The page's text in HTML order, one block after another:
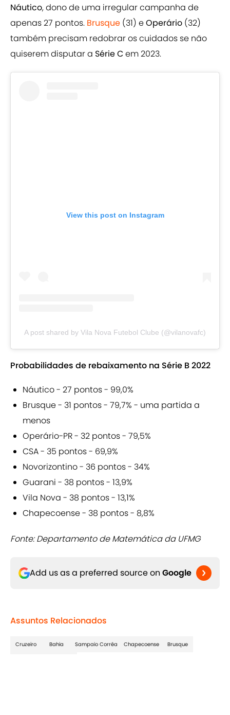
Náutico, dono de uma irregular campanha de
apenas 27 pontos. Brusque (31) eOperário (32)
também precisam redobrar os cuidados se não
quiserem disputar a Série Cem 2023.
View this post on Instagram
A post shared by Vila Nova Futebol Clube (@vilanovafc)
Probabilidades de rebaixamento na Série B 2022
Náutico - 27 pontos - 99,0%
Brusque - 31 pontos - 79,7% - uma partida a
menos
Operário-PR - 32 pontos - 79,5%
CSA - 35 pontos - 69,9%
Novorizontino - 36 pontos - 34%
Guarani - 38 pontos - 13,9%
Vila Nova - 38 pontos - 13,1%
Chapecoense - 38 pontos - 8,8%
Fonte: Departamento de Matemática da UFMG
Add us as a preferred source on Google
Assuntos Relacionados
Cruzeiro Bahia Sampaio Corrêa Chapecoense Brusque